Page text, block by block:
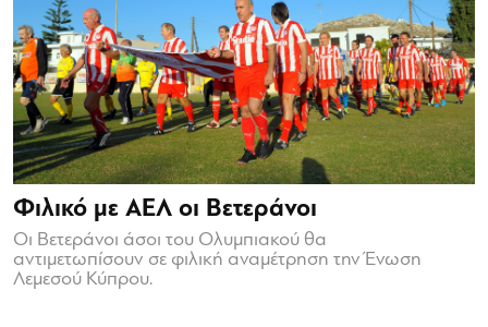
Φιλικό με ΑΕΛ οι Βετεράνοι
Οι Βετεράνοι άσοι του Ολυμπιακού θα
αντιμετωπίσουν σε φιλική αναμέτρηση την Ένωση
Λεμεσού Κύπρου.